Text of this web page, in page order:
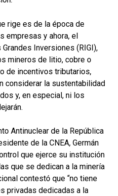
rige es de la época de
empresas y ahora, el
Inversiones (RIGI),
mineros de litio, cobre o
de incentivos tributarios,
considerar la sustentabilidad
y, en especial, ni los
Antinuclear de la República
de la CNEA, Germán
que ejerce su institución
que se dedican a la minería
contestó que “no tiene
privadas dedicadas a la